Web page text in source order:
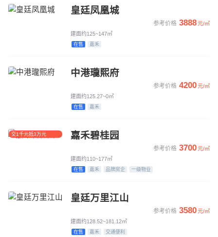
皇廷凤凰城
参考价格 3888元/㎡
建面约125~147㎡
在售 嘉禾
中港瓏熙府
参考价格 4200元/㎡
建面约125.27~0㎡
在售 嘉禾
交1千元抵3万元 嘉禾碧桂园
参考价格 3700元/㎡
建面约110~177㎡
在售 嘉禾 品牌房企 一级物业
皇廷万里江山
参考价格 3580元/㎡
建面约128.52~181.12㎡
在售 嘉禾 交通便利